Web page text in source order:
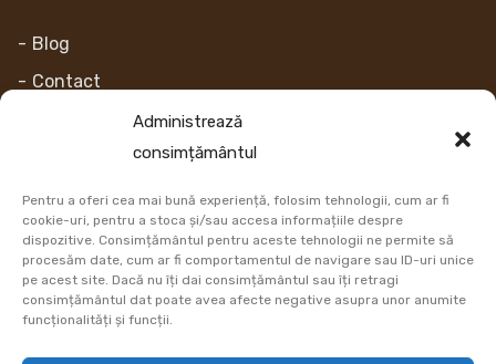
Administrează
consimțământul
Pentru a oferi cea mai bună experiență, folosim tehnologii, cum ar fi
cookie-uri, pentru a stoca și/sau accesa informațiile despre
dispozitive. Consimțământul pentru aceste tehnologii ne permite să
procesăm date, cum ar fi comportamentul de navigare sau ID-uri unice
pe acest site. Dacă nu îți dai consimțământul sau îți retragi
consimțământul dat poate avea afecte negative asupra unor anumite
funcționalități și funcții.
Blog
Contact
Link-uri
Retur
Metoda de plata